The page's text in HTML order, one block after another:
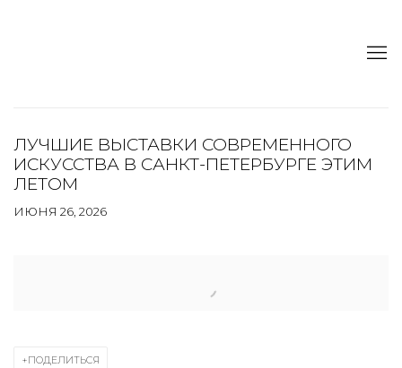
ЛУЧШИЕ ВЫСТАВКИ СОВРЕМЕННОГО
ИСКУССТВА В САНКТ-ПЕТЕРБУРГЕ ЭТИМ
ЛЕТОМ
ИЮНЯ 26, 2026
ПОДЕЛИТЬСЯ